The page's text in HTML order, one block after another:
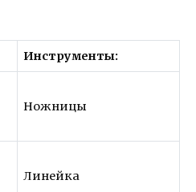
Инструменты:
Ножницы
Линейка